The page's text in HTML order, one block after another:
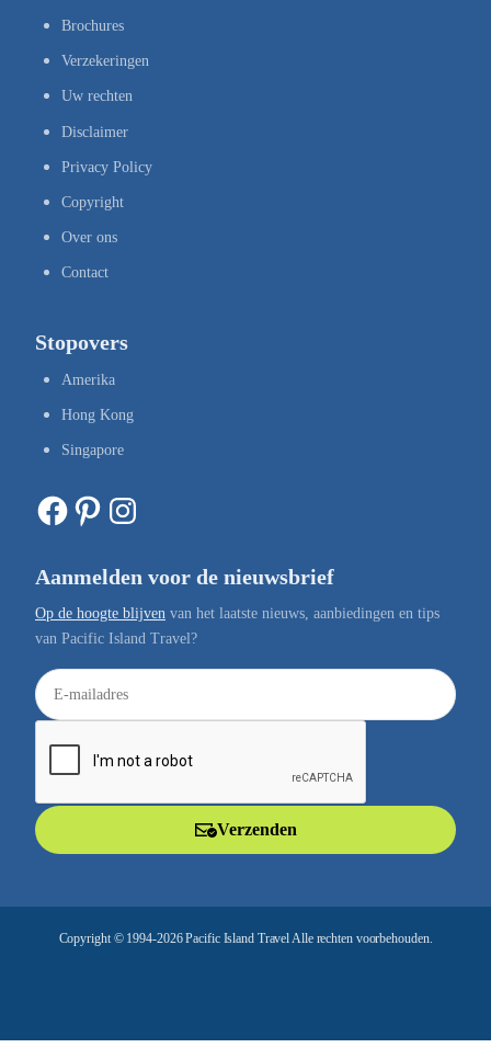
Brochures
Verzekeringen
Uw rechten
Disclaimer
Privacy Policy
Copyright
Over ons
Contact
Stopovers
Amerika
Hong Kong
Singapore
Facebook Pinterest Instagram
Aanmelden voor de nieuwsbrief
Op de hoogte blijven van het laatste nieuws, aanbiedingen en tips
van Pacific Island Travel?
E
-
a
Verzenden
Copyright © 1994-2026 Pacific Island Travel Alle rechten voorbehouden.